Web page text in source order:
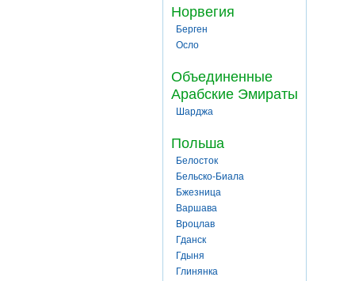
Норвегия
Берген
Осло
Объединенные
Арабские Эмираты
Шарджа
Польша
Белосток
Бельско-Биала
Бжезница
Варшава
Вроцлав
Гданск
Гдыня
Глинянка